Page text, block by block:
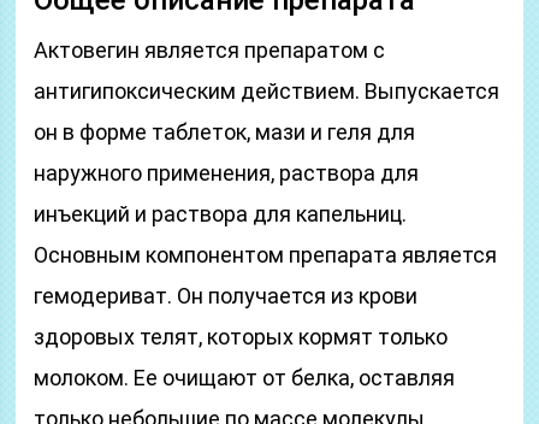
Актовегин является препаратом с
антигипоксическим действием. Выпускается
он в форме таблеток, мази и геля для
наружного применения, раствора для
инъекций и раствора для капельниц.
Основным компонентом препарата является
гемодериват. Он получается из крови
здоровых телят, которых кормят только
молоком. Ее очищают от белка, оставляя
только небольшие по массе молекулы,